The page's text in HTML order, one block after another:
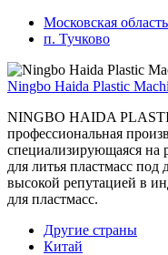
Московская область
п. Тучково
Ningbo Haida Plastic
NINGBO HAIDA
профессиональная
специализирующаяся на
для литья пластмасс под
высокой репутацией в
для пластмасс.
Другие страны
Китай